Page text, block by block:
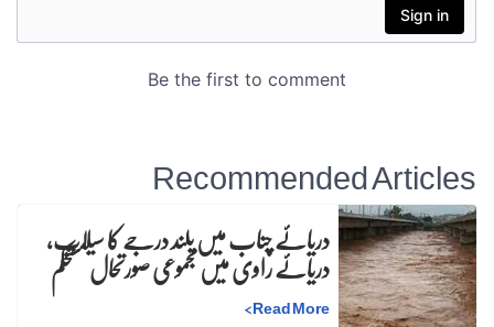
Recommended Articles
دریائے چناب میں بلند درجے کا سیلاب،
دریائے راوی میں مجموعی صورتحال مستحکم
Read More
>